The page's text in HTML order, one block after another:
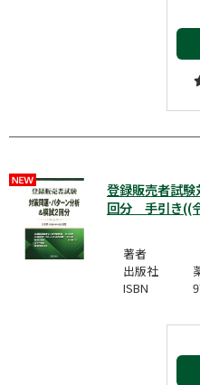
登録販売者試
回分 手引き((
著者
出版社
ISBN